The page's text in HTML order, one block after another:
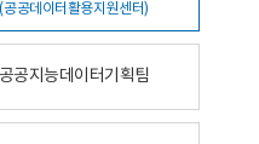
(공공데이터활용지원센터)
공공지능데이터기획팀